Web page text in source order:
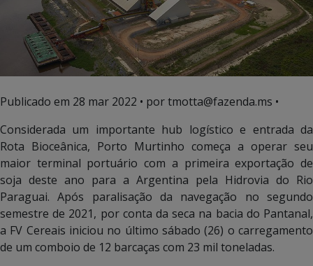
Publicado em 28 mar 2022 • por tmotta@fazenda.ms •
Considerada um importante hub logístico e entrada da
Rota Bioceânica, Porto Murtinho começa a operar seu
maior terminal portuário com a primeira exportação de
soja deste ano para a Argentina pela Hidrovia do Rio
Paraguai. Após paralisação da navegação no segundo
semestre de 2021, por conta da seca na bacia do Pantanal,
a FV Cereais iniciou no último sábado (26) o carregamento
de um comboio de 12 barcaças com 23 mil toneladas.